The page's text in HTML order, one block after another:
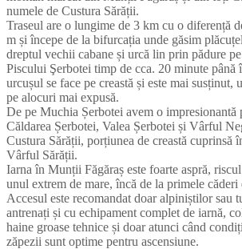
numele de Custura Sărății.
Traseul are o lungime de 3 km cu o diferență
m și începe de la bifurcația unde găsim
dreptul vechii cabane și urcă lin prin pădure
Piscului Şerbotei timp de cca. 20 minute
urcușul se face pe creastă și este mai
pe alocuri mai expusă.
De pe Muchia Șerbotei avem o impresionantă
Căldarea Șerbotei, Valea Șerbotei și Vârful
Custura Sărății, porțiunea de creastă cuprinsă
Vârful Sărății.
Iarna în Munții Făgăraș este foarte aspră,
unul extrem de mare, încă de la primele căderi
Accesul este recomandat doar alpiniștilor sau
antrenați și cu echipament complet de iarnă,
haine groase tehnice și doar atunci când
zăpezii sunt optime pentru ascensiune.